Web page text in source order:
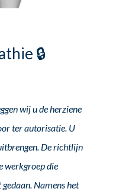
🔒
wij u de herziene
ter autorisatie. U
De richtlijn
werkgroep die
Namens het